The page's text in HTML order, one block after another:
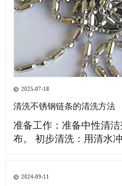
2025-07-18
清洗不锈钢链条的清洗方法
准备工作：准备中性清
布。 初步清洗：用清水
条，清理内部异物。对于
2024-09-11